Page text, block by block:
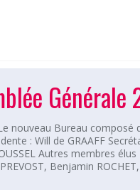
Générale
nouveau Bureau composé
: Will de GRAAFF
Autres membres
Benjamin